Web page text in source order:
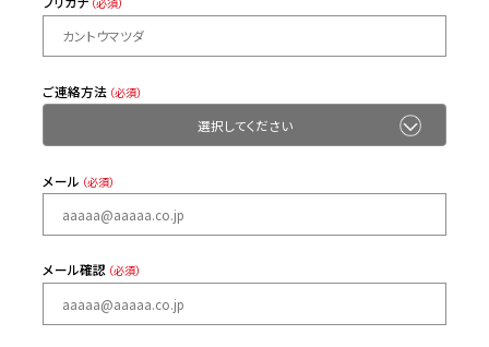
ご連絡方法 （必須）
メール （必須）
メール確認 （必須）